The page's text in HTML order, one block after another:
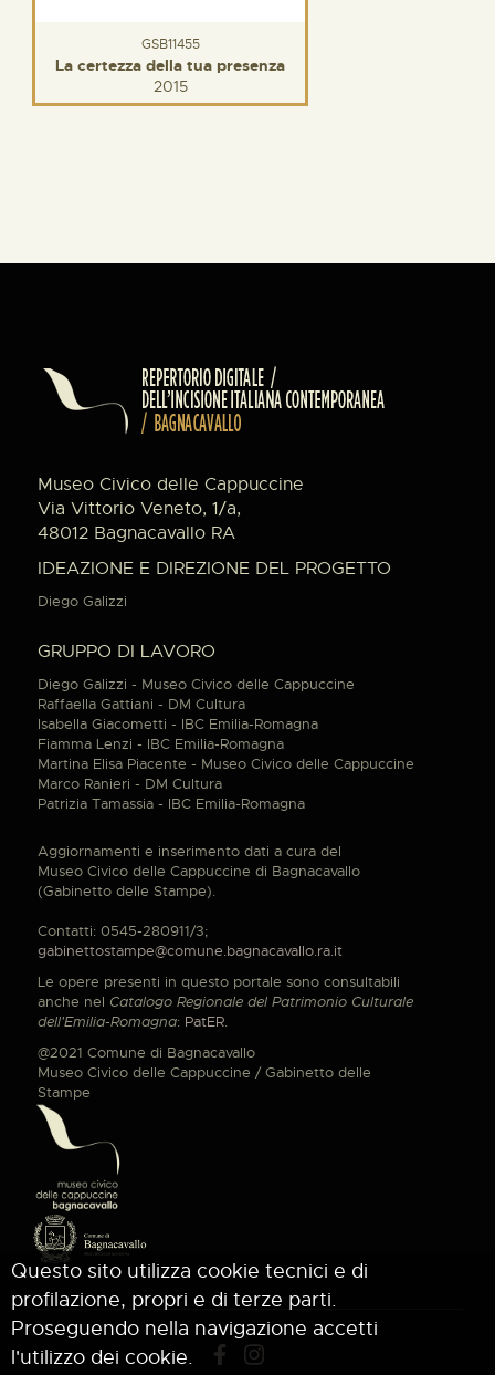
GSB11455
La certezza della tua presenza
2015
Museo Civico delle Cappuccine
Via Vittorio Veneto, 1/a,
48012 Bagnacavallo RA
IDEAZIONE E DIREZIONE DEL PROGETTO
Diego Galizzi
GRUPPO DI LAVORO
Diego Galizzi - Museo Civico delle Cappuccine
Raffaella Gattiani - DM Cultura
Isabella Giacometti - IBC Emilia-Romagna
Fiamma Lenzi - IBC Emilia-Romagna
Martina Elisa Piacente - Museo Civico delle Cappuccine
Marco Ranieri - DM Cultura
Patrizia Tamassia - IBC Emilia-Romagna
Aggiornamenti e inserimento dati a cura del
Museo Civico delle Cappuccine di Bagnacavallo
(Gabinetto delle Stampe).
Contatti: 0545-280911/3;
gabinettostampe@comune.bagnacavallo.ra.it
Le opere presenti in questo portale sono consultabili
anche nel Catalogo Regionale del Patrimonio Culturale
dell'Emilia-Romagna: PatER.
@2021 Comune di Bagnacavallo
Museo Civico delle Cappuccine / Gabinetto delle
Stampe
Questo sito utilizza cookie tecnici e di
profilazione, propri e di terze parti.
Proseguendo nella navigazione accetti
l'utilizzo dei cookie.